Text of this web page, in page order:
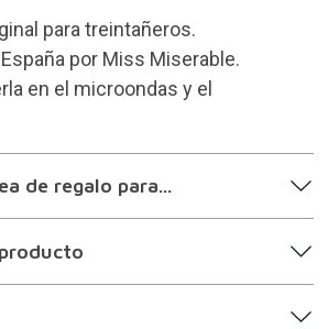
para treintañeros.
por Miss Miserable.
en el microondas y el
de regalo para...